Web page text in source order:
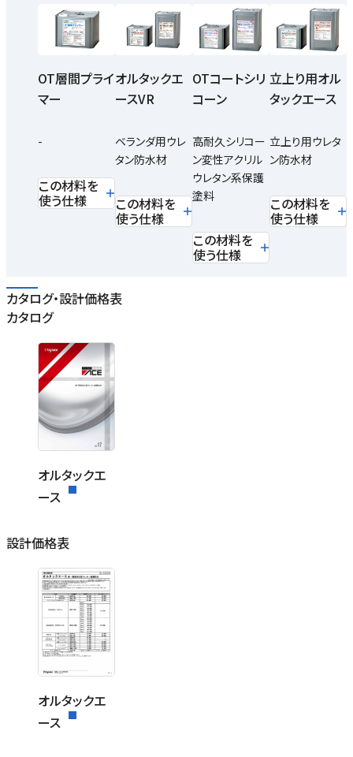
OT層間プライ
マー
-
この材料を
使う仕様
オルタックエ
ースVR
ベランダ用ウレ
タン防水材
この材料を
使う仕様
OTコートシリ
コーン
高耐久シリコー
ン変性アクリル
ウレタン系保護
塗料
この材料を
使う仕様
立上り用オル
タックエース
立上り用ウレタ
ン防水材
この材料を
使う仕様
カタログ・設計価格表
カタログ
オルタックエ
ース
設計価格表
オルタックエ
ース